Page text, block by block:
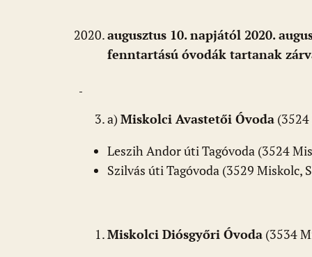
augusztus 10. napjától 2020.
fenntartású óvodák tartanak
a) Miskolci Avastetői Óvoda (3524
Leszih Andor úti Tagóvoda (3524
Szilvás úti Tagóvoda (3529 Miskolc,
Miskolci Diósgyőri Óvoda (3534